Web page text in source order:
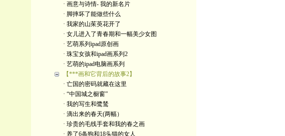
· 画意与诗情- 我的新名片
· 脚摔坏了能做些什么
· 我家的山茱萸花开了
· 女儿进入了青春期和一幅美少女图
· 艺萌系列ipad原创画
· 珠宝女孩和ipad画系列2
· 艺萌的ipad电脑画系列
【***画和它背后的故事2】
· 亡国的密码就藏在这里
· “中国城之橱窗”
· 我的写生和鹭鸶
· 滴出来的春天(两幅）
· 珍贵的毛线手套和我的春之画
· 养了6条狗和18头猫的女人